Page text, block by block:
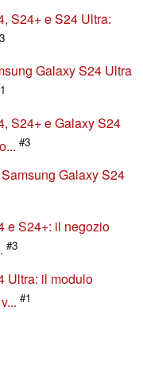
S24+ e S24 Ultra:
Galaxy S24 Ultra
S24+ e Galaxy S24
#3
Galaxy S24
e S24+: il negozio
#3
Ultra: il modulo
#1